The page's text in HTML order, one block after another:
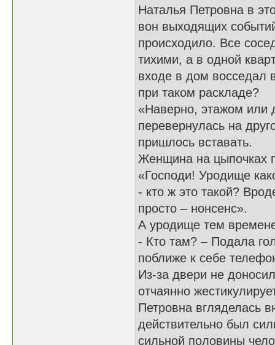
Наталья Петровна в
вон выходящих
происходило. Все
тихими, а в одной
входе в дом восседал
при таком раскладе?
«Наверно, этажом или
перевернулась на
пришлось вставать.
Женщина на цыпочках
«Господи! Уродище
- кто ж это такой?
просто – нонсенс».
А уродище тем
- Кто там? – Подала
поближе к себе
Из-за двери не
отчаянно
Петровна вгляделась
действительно был
сильной половины